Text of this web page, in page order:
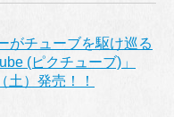
がチューブを駆け巡る
(ピクチューブ)」
土）発売！！